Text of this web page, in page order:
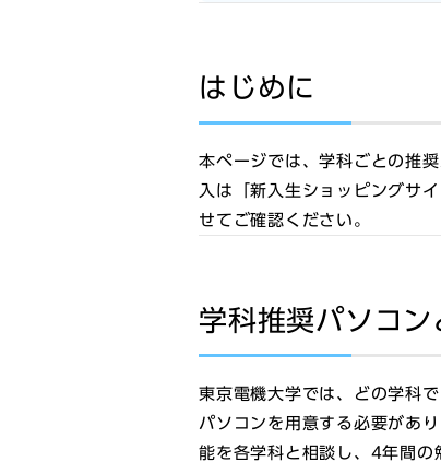
はじめに
本ページでは、学科ごとの推
入は「新入生ショッピングサイ
せてご確認ください。
学科推奨パソコン
東京電機大学では、どの学科
パソコンを用意する必要があ
能を各学科と相談し、4年間の